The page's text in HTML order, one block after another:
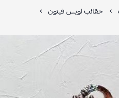
حقائب لويس فيتون